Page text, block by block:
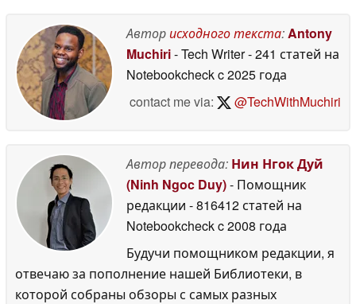
June 2026
ОЗУ08 June 2026
Авторисходного текста: Antony
Muchiri- Tech Writer- 241 статей на
Notebookcheckc 2025 года
contact me via:
@TechWithMuchiri
Автор перевода: Нин Нгок Дуй
(Ninh Ngoc Duy)- Помощник
редакции - 816412 статей на
Notebookcheckc 2008 года
Будучи помощником редакции, я
отвечаю за пополнение нашей Библиотеки, в
которой собраны обзоры с самых разных